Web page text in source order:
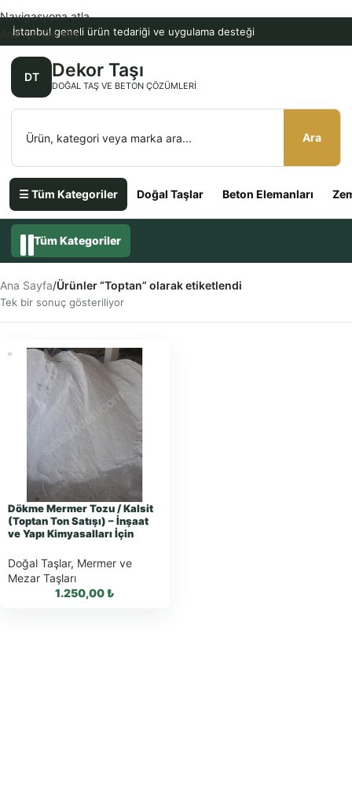
İstanbul geneli ürün tedariği ve uygulama desteği
DT Dekor Taşı
DOĞAL TAŞ VE BETON ÇÖZÜMLERI
Ara
☰ Tüm Kategoriler Doğal Taşlar Beton Elemanları
Navigasyona atla
Ana içeriğe atla
Tüm Kategoriler
Ana Sayfa/Ürünler “Toptan” olarak etiketlendi
Tek bir sonuç gösteriliyor
Dökme Mermer Tozu / Kalsit
(Toptan Ton Satışı) – İnşaat
ve Yapı Kimyasalları İçin
Doğal Taşlar, Mermer ve
Mezar Taşları
1.250,00₺